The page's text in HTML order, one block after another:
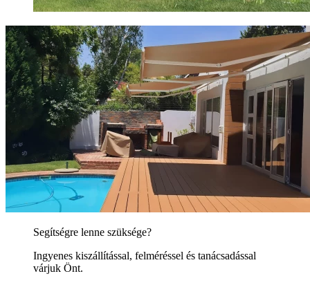
Segítségre lenne szüksége?
Ingyenes kiszállítással, felméréssel és tanácsadással
várjuk Önt.